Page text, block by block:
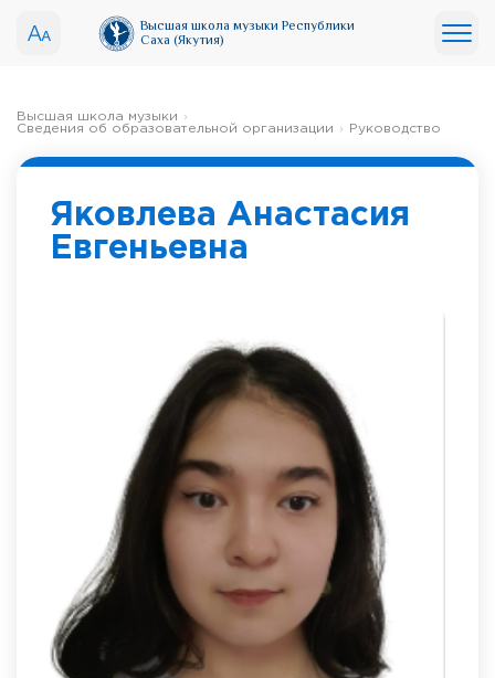
Высшая школа музыки Республики
Саха (Якутия)
Высшая школа музыки
Сведения об образовательной организации
Руководство
Яковлева Анастасия
Евгеньевна